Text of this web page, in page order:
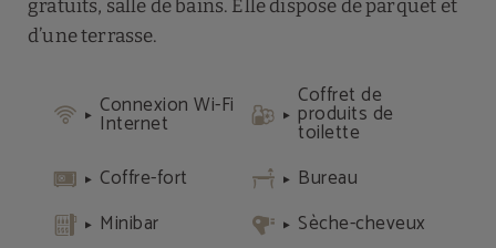
gratuits, salle de bains. Elle dispose de parquet et
d’une terrasse.
Connexion Wi-Fi
Internet
Coffret de
produits de
toilette
Coffre-fort
Bureau
Minibar
Sèche-cheveux